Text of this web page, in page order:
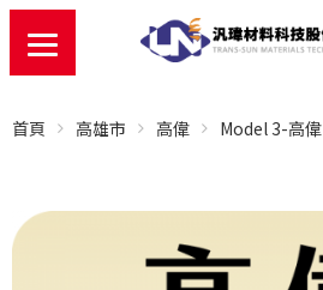
首頁 高雄市 高偉 Model 3-高偉